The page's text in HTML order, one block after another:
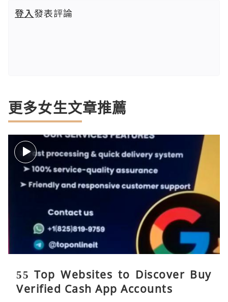
登入發表評論
更多女生文章推薦
55 Top Websites to Discover Buy
Verified Cash App Accounts